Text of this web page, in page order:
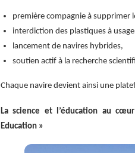
première compagnie à supprimer
interdiction des plastiques à
lancement de navires hybrides,
soutien actif à la recherche
Chaque navire devient ainsi une
La science et l’éducation au
Education »